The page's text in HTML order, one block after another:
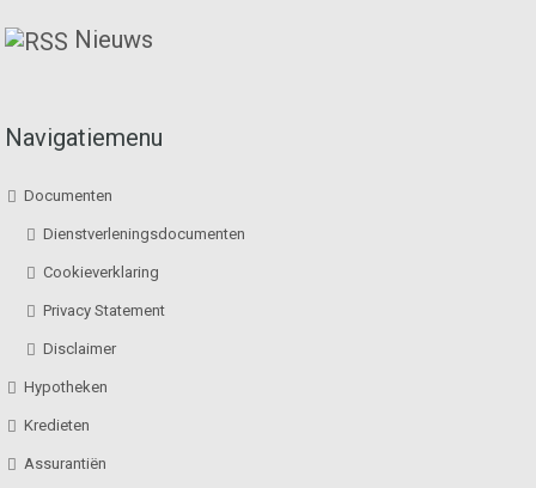
Nieuws
Navigatiemenu
Documenten
Dienstverleningsdocumenten
Cookieverklaring
Privacy Statement
Disclaimer
Hypotheken
Kredieten
Assurantiën